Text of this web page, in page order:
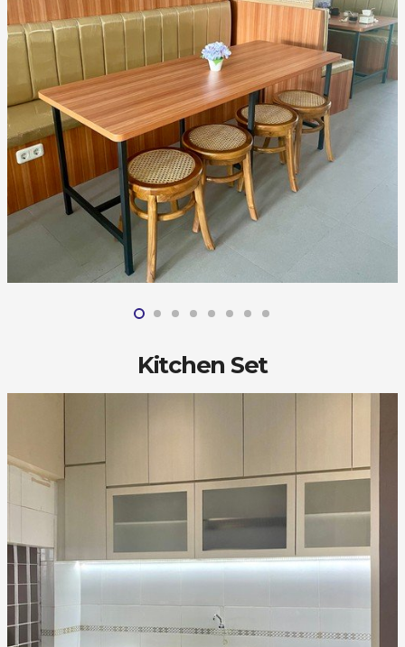
Kitchen Set